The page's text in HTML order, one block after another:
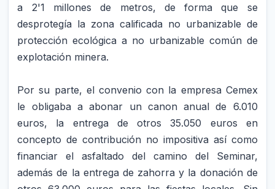
a 2'1 millones de metros, de forma que se
desprotegía la zona calificada no urbanizable de
protección ecológica a no urbanizable común de
explotación minera.
Por su parte, el convenio con la empresa Cemex
le obligaba a abonar un canon anual de 6.010
euros, la entrega de otros 35.050 euros en
concepto de contribución no impositiva así como
financiar el asfaltado del camino del Seminar,
además de la entrega de zahorra y la donación de